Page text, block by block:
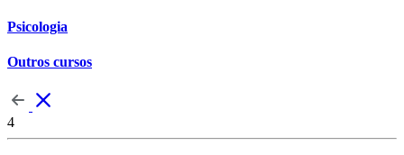
Psicologia
Outros cursos
4